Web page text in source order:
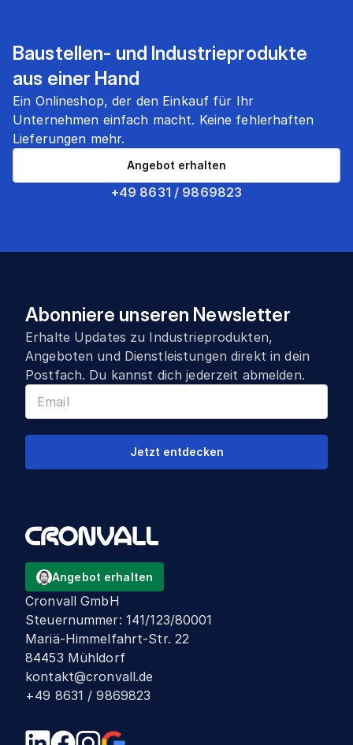
Baustellen- und Industrieprodukte
aus einer Hand
Ein Onlineshop, der den Einkauf für Ihr
Unternehmen einfach macht. Keine fehlerhaften
Lieferungen mehr.
+49 8631 / 9869823
Angebot erhalten
Abonniere unseren Newsletter
Erhalte Updates zu Industrieprodukten,
Angeboten und Dienstleistungen direkt in dein
Postfach. Du kannst dich jederzeit abmelden.
Jetzt entdecken
Angebot erhalten
Cronvall GmbH
Steuernummer: 141/123/80001
Mariä-Himmelfahrt-Str. 22
84453 Mühldorf
kontakt@cronvall.de
+49 8631 / 9869823